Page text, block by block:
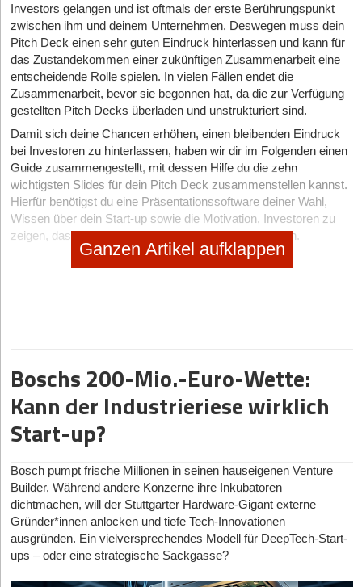
Investors gelangen und ist oftmals der erste Berührungspunkt
zwischen ihm und deinem Unternehmen. Deswegen muss dein
Pitch Deck einen sehr guten Eindruck hinterlassen und kann für
das Zustandekommen einer zukünftigen Zusammenarbeit eine
entscheidende Rolle spielen. In vielen Fällen endet die
Zusammenarbeit, bevor sie begonnen hat, da die zur Verfügung
gestellten Pitch Decks überladen und unstrukturiert sind.
Damit sich deine Chancen erhöhen, einen bleibenden Eindruck
bei Investoren zu hinterlassen, haben wir dir im Folgenden einen
Guide zusammengestellt, mit dessen Hilfe du die zehn
wichtigsten Slides für dein Pitch Deck zusammenstellen kannst.
Hierfür benötigst du eine Präsentationssoftware deiner Wahl,
Wissen über dein Start-up sowie die Motivation, Investoren zu
zeigen, dass es sich lohnt, in deine Idee zu investieren.
Die Title Slide
Das Pitch Deck beginnt mit einer Title Slide. Sie ist das
Aushängeschild deiner Präsentation. Obwohl diese Folie über
das Schicksal deines Pitch Decks entscheiden kann, wird sie
am häufigsten vernachlässigt. Studien zeigen, dass du maximal
Ganzen Artikel aufklappen
Boschs 200-Mio.-Euro-Wette:
Kann der Industrieriese wirklich
Start-up?
Bosch pumpt frische Millionen in seinen hauseigenen Venture
Builder. Während andere Konzerne ihre Inkubatoren
dichtmachen, will der Stuttgarter Hardware-Gigant externe
Gründer*innen anlocken und tiefe Tech-Innovationen
ausgründen. Ein vielversprechendes Modell für DeepTech-Start-
ups – oder eine strategische Sackgasse?